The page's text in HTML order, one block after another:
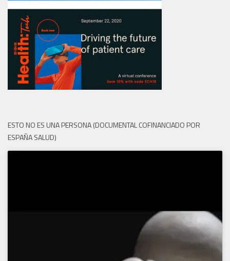
ESTO NO ES UNA PERSONA (DOCUMENTAL COFINANCIADO POR
ESPAÑA SALUD)